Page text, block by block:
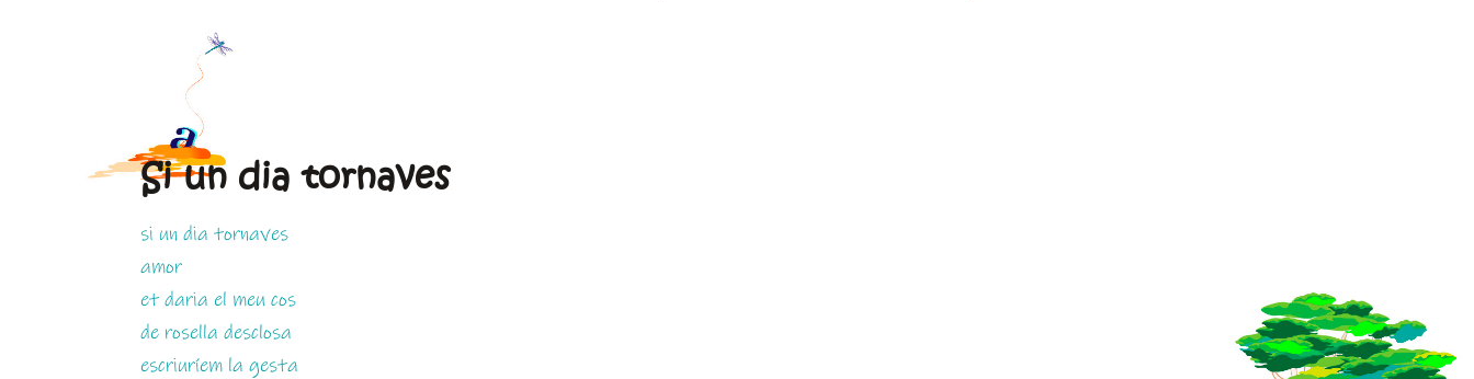
Si un dia tornaves
si un dia tornaves
amor
et daria el meu cos
de rosella desclosa
escriuríem la gesta